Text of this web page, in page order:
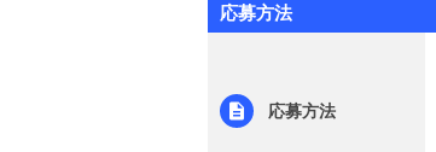
応募方法
応募方法